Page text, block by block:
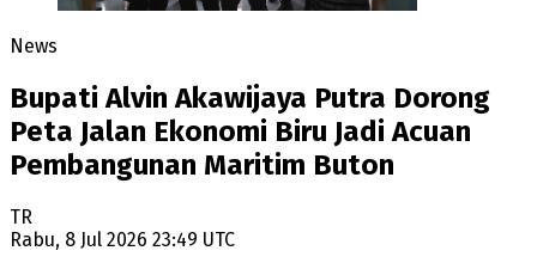
News
Bupati Alvin Akawijaya Putra Dorong
Peta Jalan Ekonomi Biru Jadi Acuan
Pembangunan Maritim Buton
TR
Rabu, 8 Jul 2026 23:49 UTC